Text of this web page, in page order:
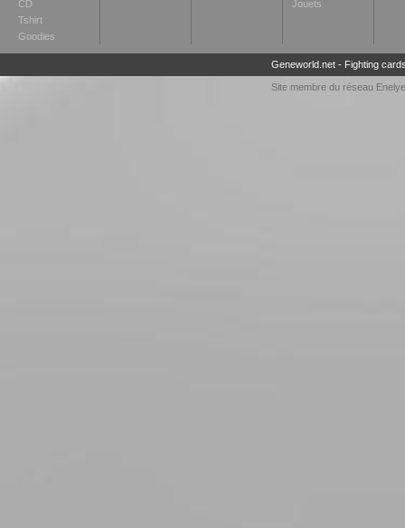
CD
Tshirt
Goodies
Jouets
Geneworld.net- Fighting
Site membre du réseau Enelye